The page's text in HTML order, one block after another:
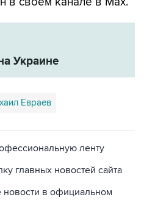
Украине
Евраев
главных новостей сайта
новости в официальном